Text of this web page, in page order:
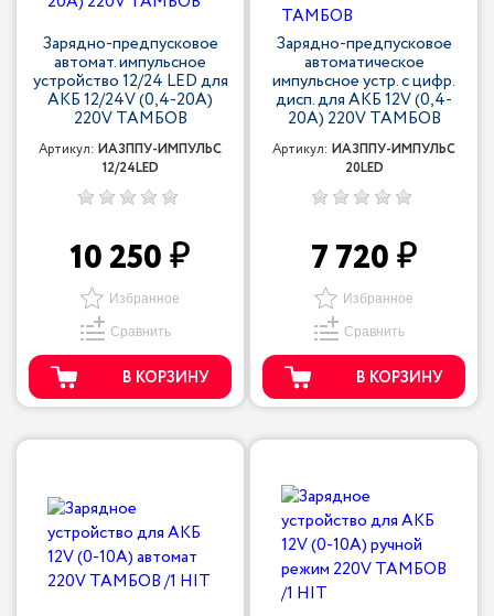
Зарядно-предпусковое
автомат. импульсное
устройство 12/24 LED для
АКБ 12/24V (0,4-20A)
220V ТАМБОВ
Артикул: ИАЗППУ-ИМПУЛЬС
12/24LED
10 250
Избранное
Сравнить
В КОРЗИНУ
Зарядно-предпусковое
автоматическое
импульсное устр. с цифр.
дисп. для АКБ 12V (0,4-
20A) 220V ТАМБОВ
Артикул: ИАЗППУ-ИМПУЛЬС
20LED
7 720
Избранное
Сравнить
В КОРЗИНУ